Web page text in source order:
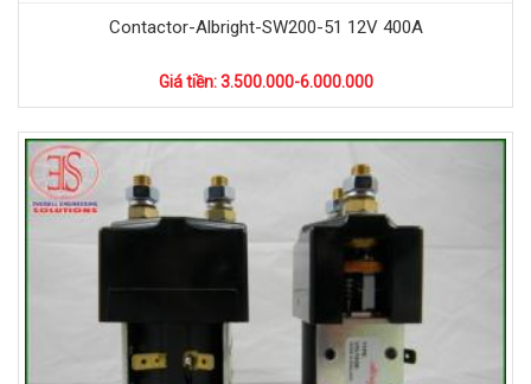
Contactor-Albright-SW200-51 12V 400A
Giá tiền: 3.500.000-6.000.000